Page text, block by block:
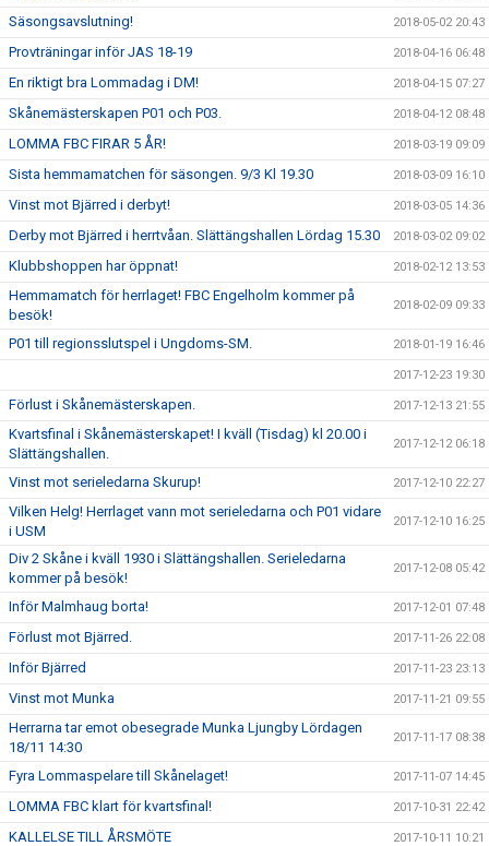
Säsongsavslutning! 2018-05-02 20:43
Provträningar inför JAS 18-19 2018-04-16 06:48
En riktigt bra Lommadag i DM! 2018-04-15 07:27
Skånemästerskapen P01 och P03. 2018-04-12 08:48
LOMMA FBC FIRAR 5 ÅR! 2018-03-19 09:09
Sista hemmamatchen för säsongen. 9/3 Kl 19.30 2018-03-09 16:10
Vinst mot Bjärred i derbyt! 2018-03-05 14:36
Derby mot Bjärred i herrtvåan. Slättängshallen Lördag 15.30 2018-03-02 09:02
Klubbshoppen har öppnat! 2018-02-12 13:53
Hemmamatch för herrlaget! FBC Engelholm kommer på
besök!
2018-02-09 09:33
P01 till regionsslutspel i Ungdoms-SM. 2018-01-19 16:46
2017-12-23 19:30
Förlust i Skånemästerskapen. 2017-12-13 21:55
Kvartsfinal i Skånemästerskapet! I kväll (Tisdag) kl 20.00 i
Slättängshallen.
2017-12-12 06:18
Vinst mot serieledarna Skurup! 2017-12-10 22:27
Vilken Helg! Herrlaget vann mot serieledarna och P01 vidare
i USM
2017-12-10 16:25
Div 2 Skåne i kväll 1930 i Slättängshallen. Serieledarna
kommer på besök!
2017-12-08 05:42
Inför Malmhaug borta! 2017-12-01 07:48
Förlust mot Bjärred. 2017-11-26 22:08
Inför Bjärred 2017-11-23 23:13
Vinst mot Munka 2017-11-21 09:55
Herrarna tar emot obesegrade Munka Ljungby Lördagen
18/11 14:30
2017-11-17 08:38
Fyra Lommaspelare till Skånelaget! 2017-11-07 14:45
LOMMA FBC klart för kvartsfinal! 2017-10-31 22:42
KALLELSE TILL ÅRSMÖTE 2017-10-11 10:21